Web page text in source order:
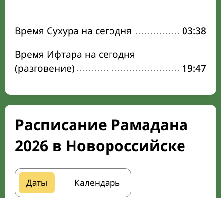
Время Сухура на сегодня
03:38
Время Ифтара на сегодня
(разговение)
19:47
Расписание Рамадана
2026 в Новороссийске
Даты Календарь